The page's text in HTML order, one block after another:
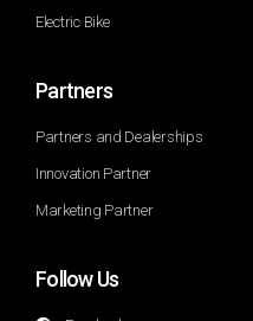
Electric Bike
Partners
Partners and Dealerships
Innovation Partner
Marketing Partner
Follow Us